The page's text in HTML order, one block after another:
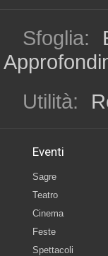
Sfoglia:
Utilità:
Eventi
Sagre
Teatro
Cinema
Feste
Spettacoli